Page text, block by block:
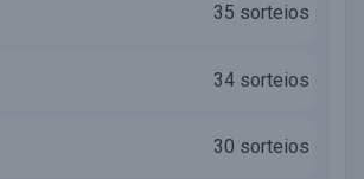
35 sorteios
34 sorteios
30 sorteios